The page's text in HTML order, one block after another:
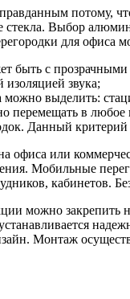
потому,
стекла. Выбор
для офиса
быть с прозрачными
звука;
выделить:
перемещать в любое
Данный критерий
офиса или
Мобильные
кабинетов.
можно закрепить
Монтаж